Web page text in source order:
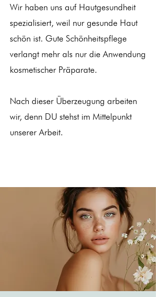
Wir haben uns auf Hautgesundheit
spezialisiert, weil nur gesunde Haut
schön ist. Gute Schönheitspflege
verlangt mehr als nur die Anwendung
kosmetischer Präparate.
Nach dieser Überzeugung arbeiten
wir, denn DU stehst im Mittelpunkt
unserer Arbeit.